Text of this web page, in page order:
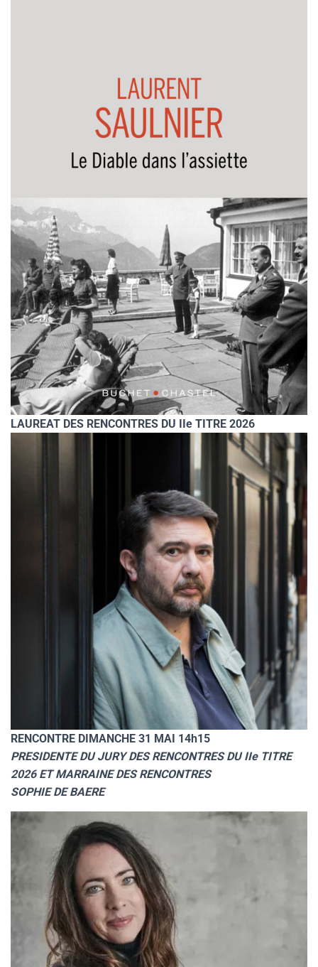
LAUREAT DES RENCONTRES DU IIe TITRE 2026
RENCONTRE DIMANCHE 31 MAI 14h15
PRESIDENTE DU JURY DES RENCONTRES DU IIe TITRE
2026 ET MARRAINE DES RENCONTRES
SOPHIE DE BAERE